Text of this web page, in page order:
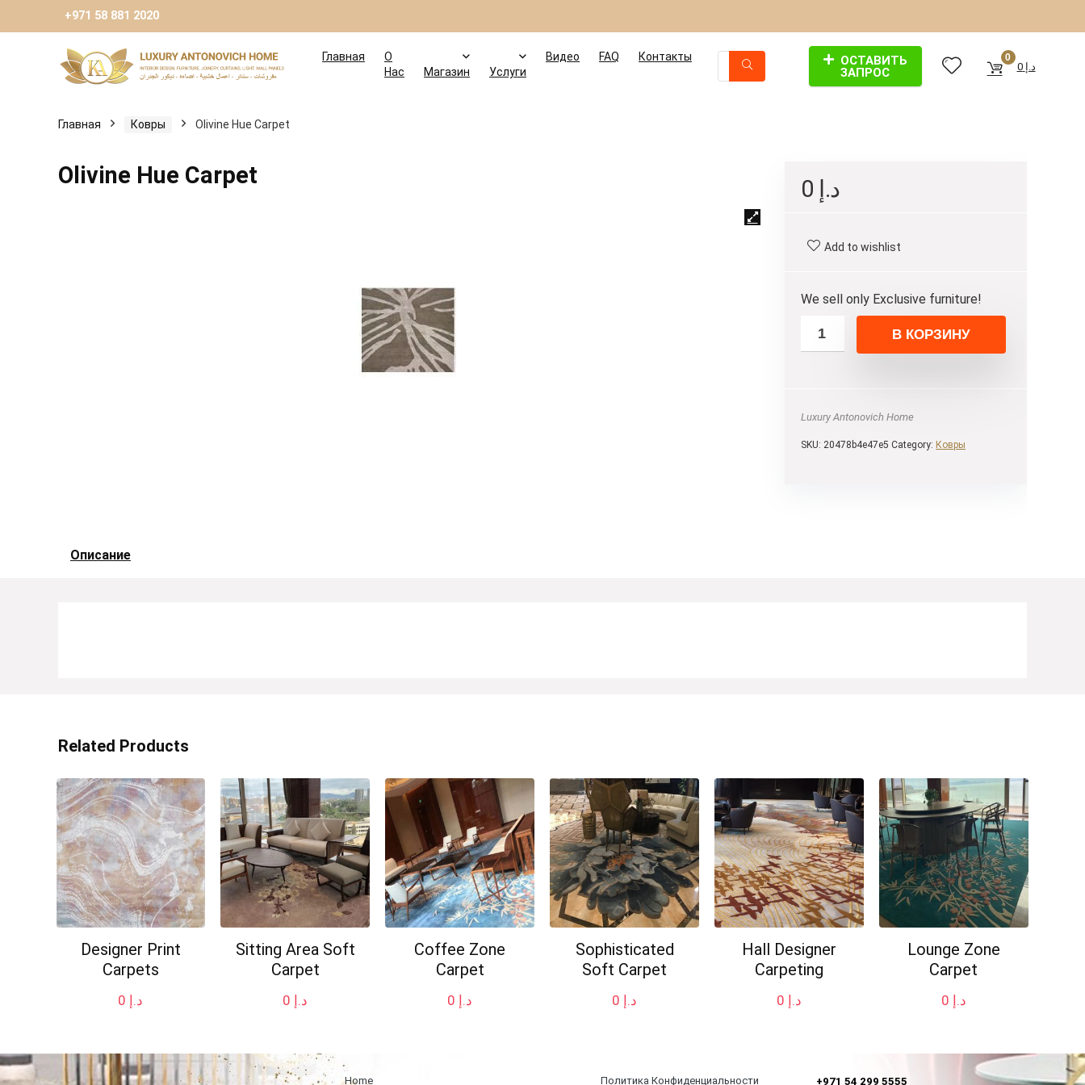
+971 58 881 2020
Главная
О
Нас
Магазин Услуги
Видео FAQ Контакты
ОСТАВИТЬ
ЗАПРОС
0
د.إ 0
Главная Ковры Olivine Hue Carpet
Olivine Hue Carpet د.إ
Add to wishlist
We sell only Exclusive furniture!
В КОРЗИНУ
Luxury Antonovich Home
SKU: 20478b4e47e5 Category: Ковры
Описание
Related Products
Designer Print
Carpets
د.إ
Sitting Area Soft
Carpet
د.إ
Coffee Zone
Carpet
د.إ
Sophisticated
Soft Carpet
د.إ
Hall Designer
Carpeting
د.إ
Lounge Zone
Carpet
د.إ
Home Политика Конфиденциальности +971 54 299 5555